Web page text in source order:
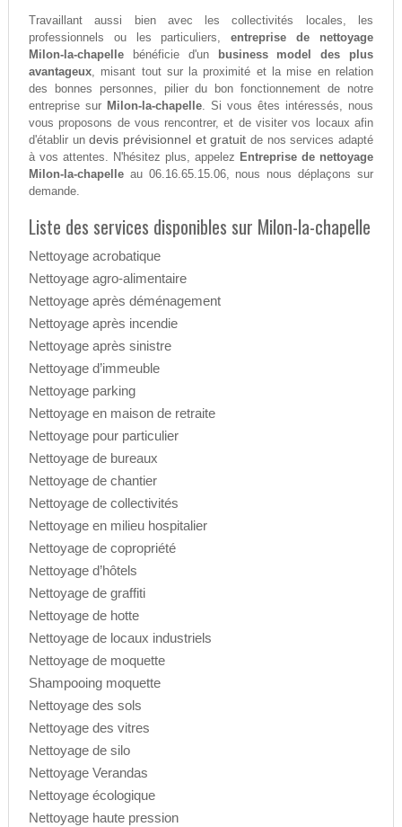
Travaillant aussi bien avec les collectivités locales, les
professionnels ou les particuliers,entreprise de nettoyage
Milon-la-chapellebénéficie d'un
business model des plus
avantageux, misant tout sur la proximité et la mise en relation
des bonnes personnes, pilier du bon fonctionnement de notre
entreprise sur Milon-la-chapelle. Si vous êtes intéressés, nous
vous proposons de vous rencontrer, et de visiter vos locaux afin
d'établir undevis prévisionnel et gratuit de nos services adapté
à vos attentes. N'hésitez plus, appelez Entreprise de nettoyage
Milon-la-chapelleau 06.16.65.15.06, nous nous déplaçons sur
demande.
Liste des services disponibles sur Milon-la-chapelle
Nettoyage acrobatique
Nettoyage agro-alimentaire
Nettoyage après déménagement
Nettoyage après incendie
Nettoyage après sinistre
Nettoyage d’immeuble
Nettoyage parking
Nettoyage en maison de retraite
Nettoyage pour particulier
Nettoyage de bureaux
Nettoyage de chantier
Nettoyage de collectivités
Nettoyage en milieu hospitalier
Nettoyage de copropriété
Nettoyage d’hôtels
Nettoyage de graffiti
Nettoyage de hotte
Nettoyage de locaux industriels
Nettoyage de moquette
Shampooing moquette
Nettoyage des sols
Nettoyage des vitres
Nettoyage de silo
Nettoyage Verandas
Nettoyage écologique
Nettoyage haute pression